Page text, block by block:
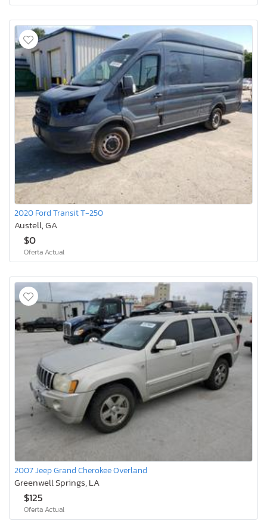
2020 Ford Transit T-250
Austell, GA
$0
Oferta Actual
2007 Jeep Grand Cherokee Overland
Greenwell Springs, LA
$125
Oferta Actual